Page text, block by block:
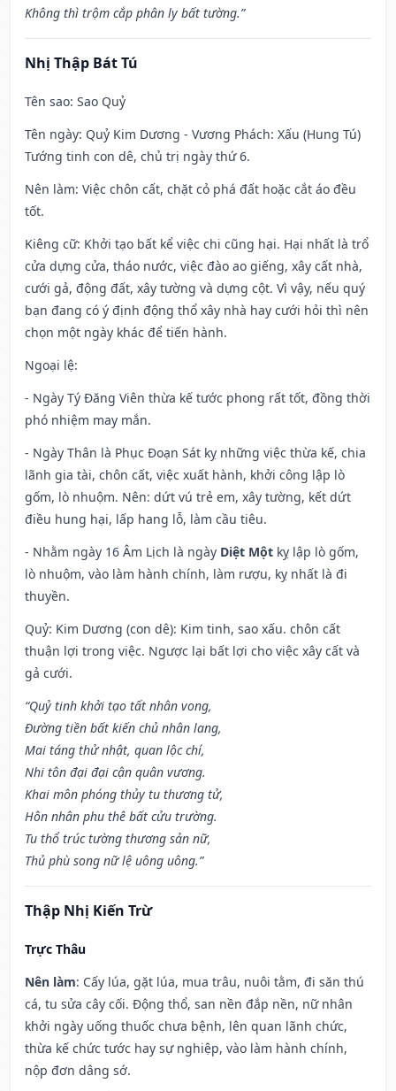
Không thì trộm cắp phân ly bất tường.”
Nhị Thập Bát Tú
Tên sao: Sao Quỷ
Tên ngày: Quỷ Kim Dương - Vương Phách: Xấu (Hung Tú)
Tướng tinh con dê, chủ trị ngày thứ 6.
Nên làm: Việc chôn cất, chặt cỏ phá đất hoặc cắt áo đều
tốt.
Kiêng cữ: Khởi tạo bất kể việc chi cũng hại. Hại nhất là trổ
cửa dựng cửa, tháo nước, việc đào ao giếng, xây cất nhà,
cưới gả, động đất, xây tường và dựng cột. Vì vậy, nếu quý
bạn đang có ý định động thổ xây nhà hay cưới hỏi thì nên
chọn một ngày khác để tiến hành.
Ngoại lệ:
- Ngày Tý Đăng Viên thừa kế tước phong rất tốt, đồng thời
phó nhiệm may mắn.
- Ngày Thân là Phục Đoạn Sát kỵ những việc thừa kế, chia
lãnh gia tài, chôn cất, việc xuất hành, khởi công lập lò
gốm, lò nhuộm. Nên: dứt vú trẻ em, xây tường, kết dứt
điều hung hại, lấp hang lỗ, làm cầu tiêu.
- Nhằm ngày 16 Âm Lịch là ngày Diệt Một kỵ lập lò gốm,
lò nhuộm, vào làm hành chính, làm rượu, kỵ nhất là đi
thuyền.
Quỷ: Kim Dương (con dê): Kim tinh, sao xấu. chôn cất
thuận lợi trong việc. Ngược lại bất lợi cho việc xây cất và
gả cưới.
“Quỷ tinh khởi tạo tất nhân vong,
Đường tiền bất kiến chủ nhân lang,
Mai táng thử nhật, quan lộc chí,
Nhi tôn đại đại cận quân vương.
Khai môn phóng thủy tu thương tử,
Hôn nhân phu thê bất cửu trường.
Tu thổ trúc tường thương sản nữ,
Thủ phù song nữ lệ uông uông.”
Thập Nhị Kiến Trừ
Trực Thâu
Nên làm: Cấy lúa, gặt lúa, mua trâu, nuôi tằm, đi săn thú
cá, tu sửa cây cối. Động thổ, san nền đắp nền, nữ nhân
khởi ngày uống thuốc chưa bệnh, lên quan lãnh chức,
thừa kế chức tước hay sự nghiệp, vào làm hành chính,
nộp đơn dâng sớ.